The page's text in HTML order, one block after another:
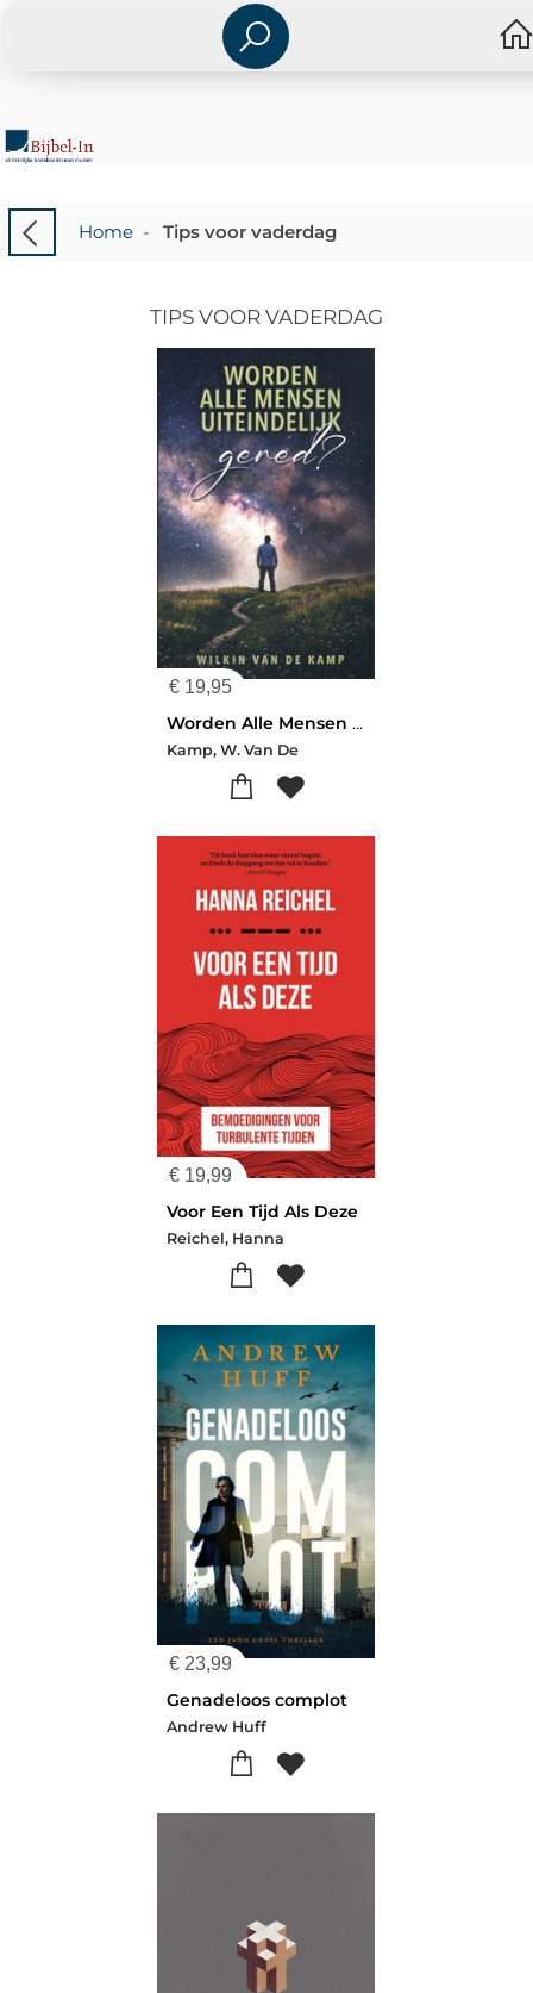
Home- Tips voor vaderdag
TIPS VOOR VADERDAG
€ 19,95
Worden Alle Mensen Uiteindelijk Gered?
Kamp, W. Van De
€ 19,99
Voor Een Tijd Als Deze
Reichel, Hanna
€ 23,99
Genadeloos complot
Andrew Huff